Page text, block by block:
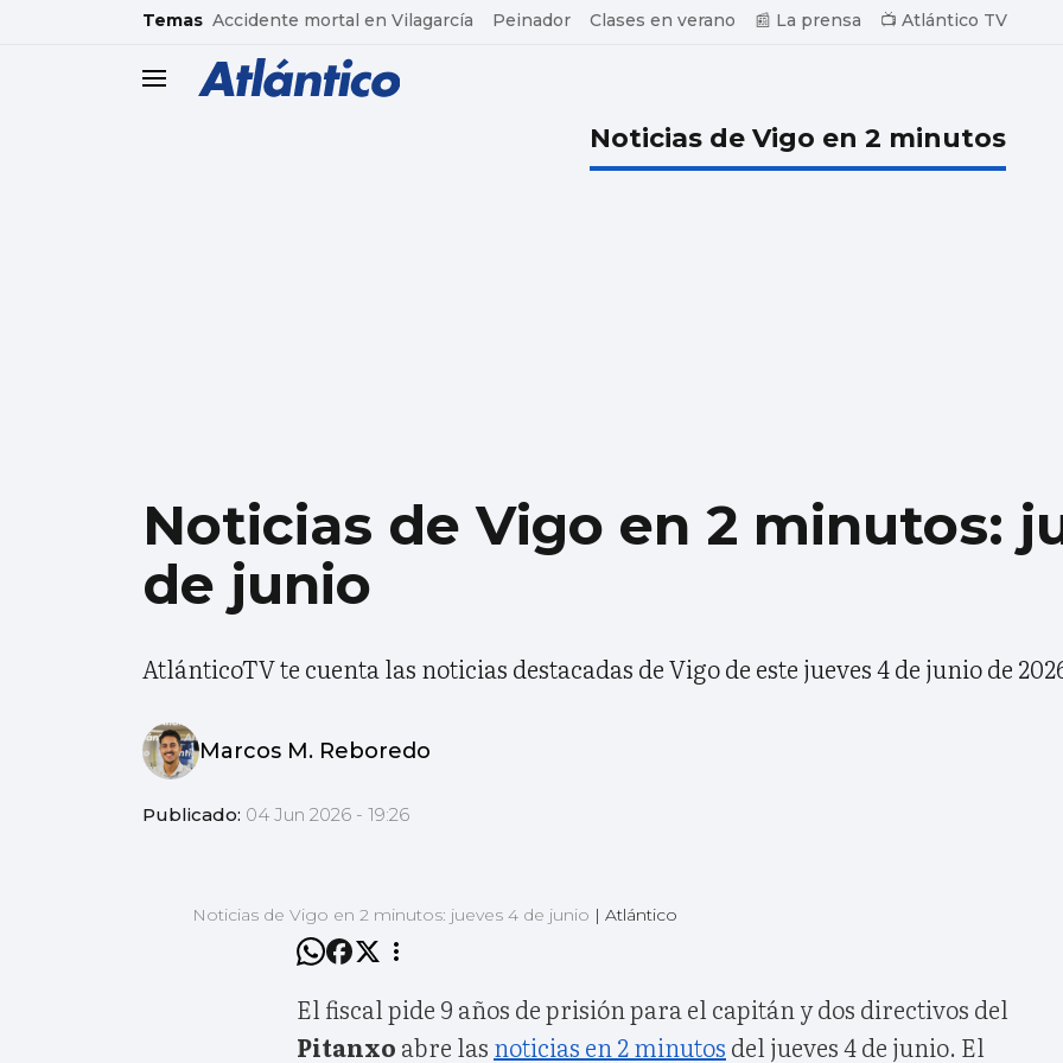
common.go-to-content
Temas Accidente mortal en Vilagarcía Peinador Clases en verano 📰 La prensa 📺 Atlántico TV
header.menu.open
Noticias de Vigo en 2 minutos
Noticias de Vigo en 2 minutos:
de junio
AtlánticoTV te cuenta las noticias destacadas de Vigo de este jueves 4 de junio de
Marcos M. Reboredo
Publicado: 04 Jun 2026 - 19:26
Noticias de Vigo en 2 minutos: jueves 4 de junio | Atlántico
El fiscal pide 9 años de prisión para el capitán y dos directivos del
Pitanxo abre las noticias en 2 minutos del jueves 4 de junio. El